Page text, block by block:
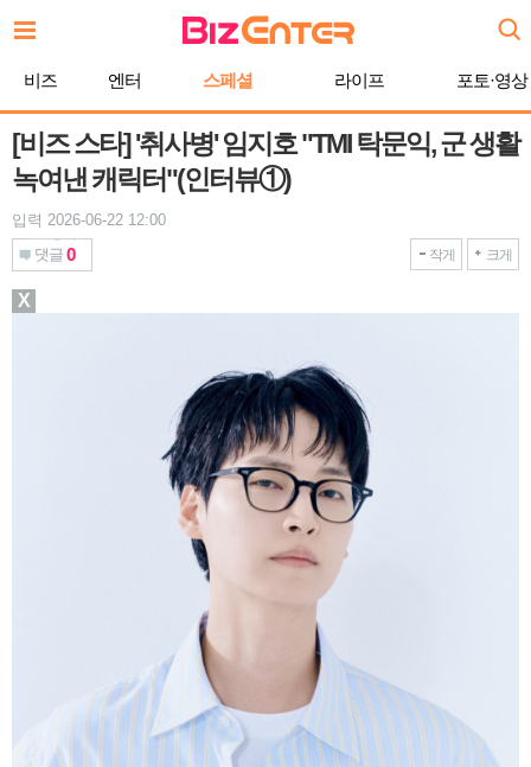
문
기
비즈 엔터 스페셜 라이프 포토·영상
[비즈 스타] '취사병' 임지호 "TMI 탁문익, 군 생활
녹여낸 캐릭터"(인터뷰①)
입력 2026-06-22 12:00
댓글 0 작게 크게
X